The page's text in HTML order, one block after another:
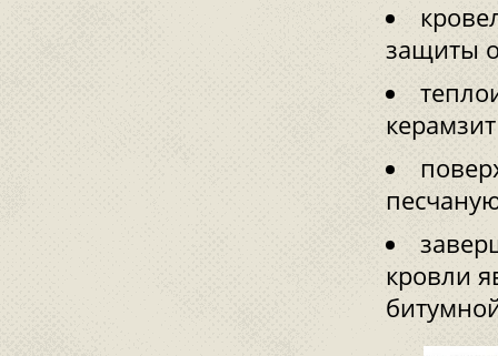
защиты
кровли